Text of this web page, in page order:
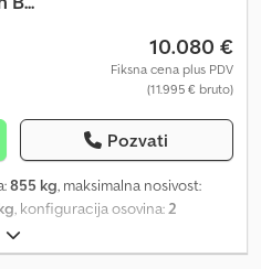
10.080 €
Fiksna cena plus PDV
(11.995 € bruto)
Pozvati
855 kg, maksimalna nosivost:
, konfiguracija osovina: 2
prostora:2.364 mm, Godina